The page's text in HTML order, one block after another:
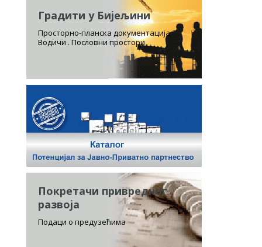
Градити у Бијељини
Просторно-планска документација.
Водичи . Пословни простори
Покретачи привредног
развоја
Подаци о предузећима